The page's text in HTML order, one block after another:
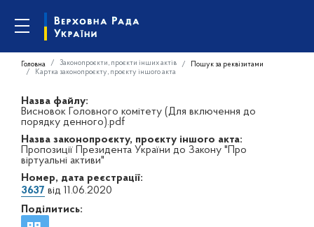
Головна Законопроєкти, проєкти інших актів
Пошук за реквізитами
Картка законопроєкту, проєкту іншого акта
Назва файлу:
Висновок Головного комітету (Для включення до
порядку денного).pdf
Назва законопроєкту, проєкту іншого акта:
Пропозиції Президента України до Закону "Про
віртуальні активи"
Номер, дата реєстрації:
3637 від 11.06.2020
Поділитись: